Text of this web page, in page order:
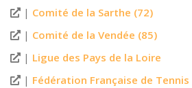
| Comité de la Sarthe (72)
| Comité de la Vendée (85)
| Ligue des Pays de la Loire
| Fédération Française de Tennis